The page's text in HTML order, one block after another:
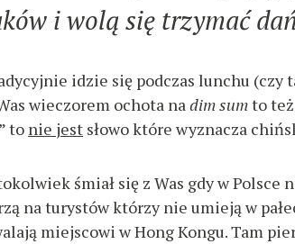
i wolą się trzymać
idzie się podczas lunchu (czy
wieczorem ochota nadim sumto
to nie jest słowo które wyznacza
śmiał się z Was gdy w Polsce
na turystów którzy nie umieją w
miejscowi w Hong Kongu. Tam